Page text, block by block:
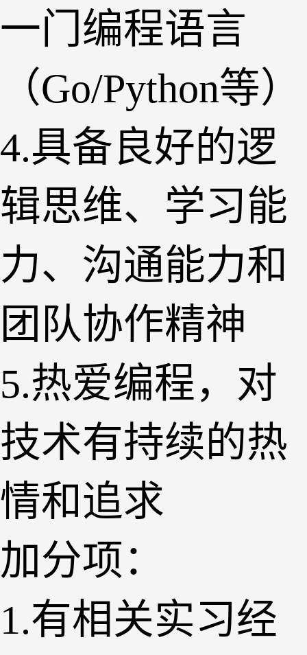
一门编程语言
（Go/Python等）
4.具备良好的逻
辑思维、学习能
力、沟通能力和
团队协作精神
5.热爱编程，对
技术有持续的热
情和追求
加分项：
1.有相关实习经